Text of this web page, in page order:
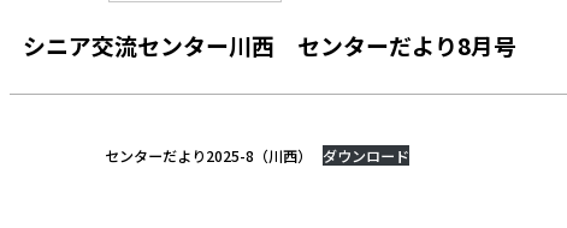
シニア交流センター川西 センターだより8月号
センターだより2025-8（川西） ダウンロード